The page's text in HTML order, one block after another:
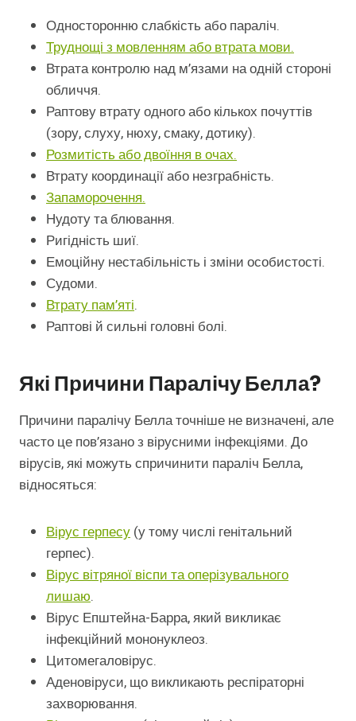
Односторонню слабкість або параліч.
Труднощі з мовленням або втрата мови.
Втрата контролю над м’язами на одній стороні
обличчя.
Раптову втрату одного або кількох почуттів
(зору, слуху, нюху, смаку, дотику).
Розмитість або двоїння в очах.
Втрату координації або незграбність.
Запаморочення.
Нудоту та блювання.
Ригідність шиї.
Емоційну нестабільність і зміни особистості.
Судоми.
Втрату пам’яті.
Раптові й сильні головні болі.
Які Причини Паралічу Белла?
Причини паралічу Белла точніше не визначені, але
часто це пов’язано з вірусними інфекціями. До
вірусів, які можуть спричинити параліч Белла,
відносяться:
Вірус герпесу (у тому числі генітальний
герпес).
Вірус вітряної віспи та оперізувального
лишаю.
Вірус Епштейна-Барра, який викликає
інфекційний мононуклеоз.
Цитомегаловірус.
Аденовіруси, що викликають респіраторні
захворювання.